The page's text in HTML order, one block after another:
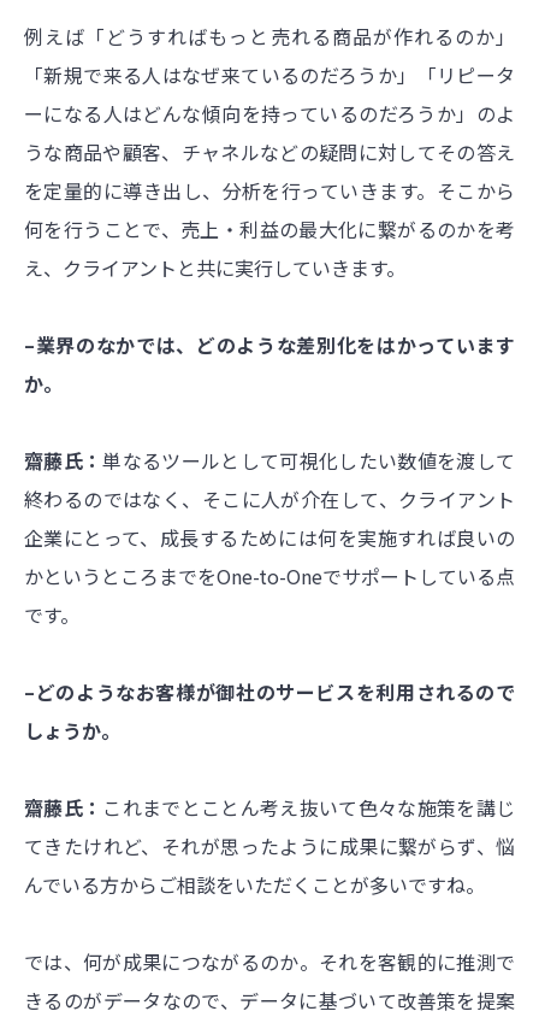
例えば「どうすればもっと売れる商品が作れるのか」
「新規で来る人はなぜ来ているのだろうか」「リピータ
ーになる人はどんな傾向を持っているのだろうか」のよ
うな商品や顧客、チャネルなどの疑問に対してその答え
を定量的に導き出し、分析を行っていきます。そこから
何を行うことで、売上・利益の最大化に繋がるのかを考
え、クライアントと共に実行していきます。
–業界のなかでは、どのような差別化をはかっています
か。
齋藤氏：単なるツールとして可視化したい数値を渡して
終わるのではなく、そこに人が介在して、クライアント
企業にとって、成長するためには何を実施すれば良いの
かというところまでをOne-to-Oneでサポートしている点
です。
–どのようなお客様が御社のサービスを利用されるので
しょうか。
齋藤氏： これまでとことん考え抜いて色々な施策を講じ
てきたけれど、それが思ったように成果に繋がらず、悩
んでいる方からご相談をいただくことが多いですね。
では、何が成果につながるのか。それを客観的に推測で
きるのがデータなので、データに基づいて改善策を提案